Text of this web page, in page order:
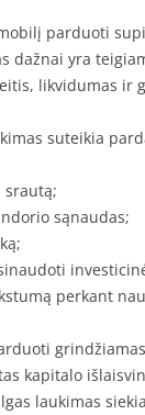
parduoti
dažnai yra
likvidumas ir
suteikia
sąnaudas;
perkant
kapitalo
laukimas